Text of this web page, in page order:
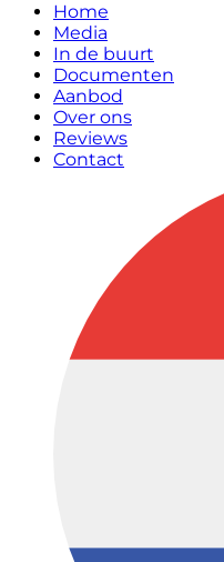
Home
Media
In de buurt
Documenten
Aanbod
Over ons
Reviews
Contact